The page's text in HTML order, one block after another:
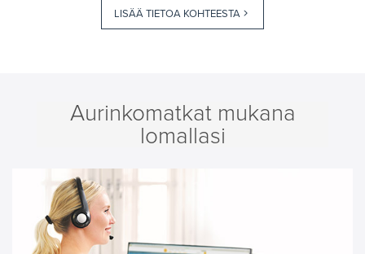
LISÄÄ TIETOA KOHTEESTA
Aurinkomatkat mukana
lomallasi